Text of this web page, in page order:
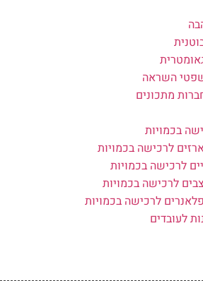
השראה
מתכונים
בכמויות
לרכישה בכמויות
לרכישה בכמויות
לרכישה בכמויות
לרכישה בכמויות
לעובדים